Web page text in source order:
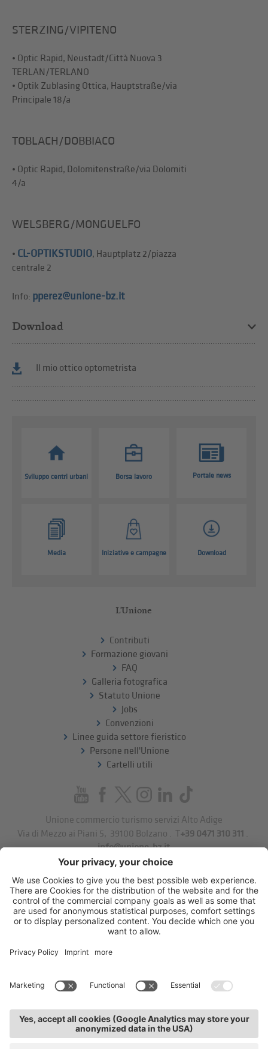
STERZING/VIPITENO
• Optic Rapid, Neustadt/Città Nuova 3
TERLAN/TERLANO
• Optik Zublasing Ottica, Hauptstraße/via
Principale 18/a
TOBLACH/DOBBIACO
• Optic Rapid, Dolomitenstraße/via Dolomiti
4/a
WELSBERG/MONGUELFO
• CL-OPTIKSTUDIO, Hauptplatz 2/piazza
centrale 2
Info: pperez@unione-bz.it
Download
Il mio ottico optometrista
Sviluppo centri urbani Borsa lavoro Portale news
Media Iniziative e campagne Download
L'Unione
Contributi
Formazione giovani
FAQ
Galleria fotografica
Statuto Unione
Jobs
Convenzioni
Linee guida settore fieristico
Persone nell'Unione
Cartelli utili
Unione commercio turismo servizi Alto Adige
Via di Mezzo ai Piani 5
39100 Bolzano . T+39 0471 310 311 .
info@unione-bz.it
Impressum
Privacy
Impostazioni cookie
Sitemap